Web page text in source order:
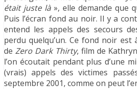
était juste là », elle demande que
Puis l’écran fond au noir. Il y a
entend les appels des secours
perdu quelqu’un. Ce fond noir est
deZero Dark Thirty, film de
l’on écoutait pendant plus d’une
(vrais) appels des victimes
septembre 2001, comme on peut